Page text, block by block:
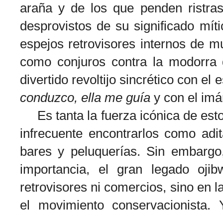
araña y de los que penden
desprovistos de su significado
espejos retrovisores internos de
como conjuros contra la
divertido revoltijo sincrético con el
conduzco, ella me guía y con el
Es tanta la fuerza icónica de
infrecuente encontrarlos como
bares y peluquerías. Sin
importancia, el gran legado
retrovisores ni comercios, sino en
el movimiento